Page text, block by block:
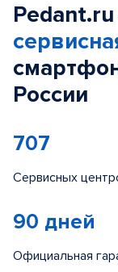
России
707
Сервисных
90 дней
Официальная